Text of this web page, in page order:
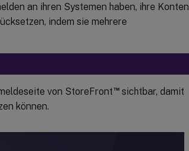
an ihren Systemen haben, ihre Konten
indem sie mehrere
von StoreFront™sichtbar, damit
können.